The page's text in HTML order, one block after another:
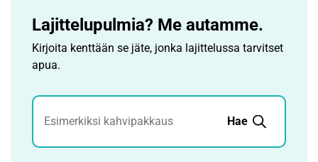
Lajittelupulmia? Me autamme.
Kirjoita kenttään se jäte, jonka lajittelussa tarvitset
apua.
Jätehaku
Hae